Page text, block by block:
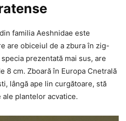
familia Aeshnidae este
are obiceiul de a zbura în zig-
prezentată mai sus, are
8 cm. Zboară în Europa Cnetrală
lângă ape lin curgătoare, stă
plantelor acvatice.